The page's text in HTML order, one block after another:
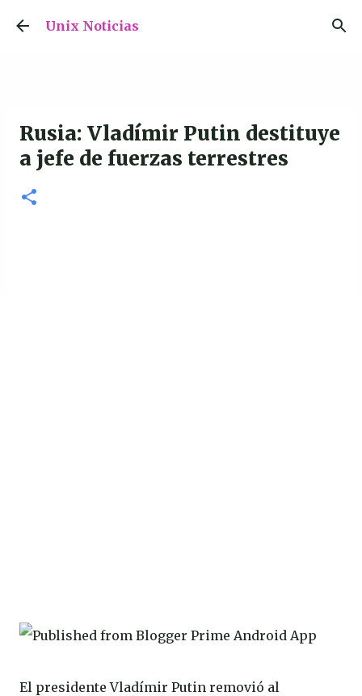
Ir al contenido principal
Unix Noticias
Rusia: Vladímir Putin destituye
a jefe de fuerzas terrestres
El presidente Vladímir Putin removió al